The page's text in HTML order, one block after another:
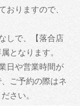
おりますので、
しで、【落合店
となります。
日や営業時間が
ご予約の際はネ
さい。